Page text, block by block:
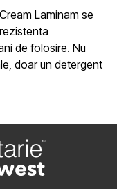
Laminam se
de folosire. Nu
doar un detergent